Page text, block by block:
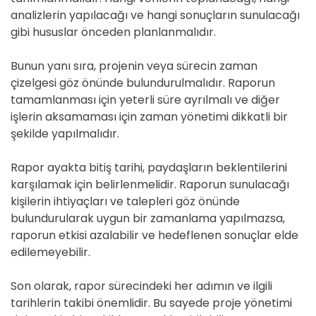
analizlerin yapılacağı ve hangi sonuçların sunulacağı
gibi hususlar önceden planlanmalıdır.
Bunun yanı sıra, projenin veya sürecin zaman
çizelgesi göz önünde bulundurulmalıdır. Raporun
tamamlanması için yeterli süre ayrılmalı ve diğer
işlerin aksamaması için zaman yönetimi dikkatli bir
şekilde yapılmalıdır.
Rapor ayakta bitiş tarihi, paydaşların beklentilerini
karşılamak için belirlenmelidir. Raporun sunulacağı
kişilerin ihtiyaçları ve talepleri göz önünde
bulundurularak uygun bir zamanlama yapılmazsa,
raporun etkisi azalabilir ve hedeflenen sonuçlar elde
edilemeyebilir.
Son olarak, rapor sürecindeki her adımın ve ilgili
tarihlerin takibi önemlidir. Bu sayede proje yönetimi